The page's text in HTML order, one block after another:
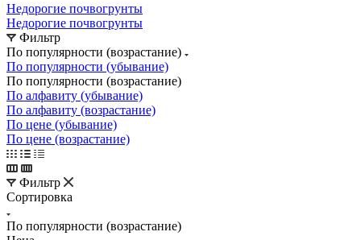
Недорогие почвогрунты
Недорогие почвогрунты
Фильтр
По популярности (возрастание)
По популярности (убывание)
По популярности (возрастание)
По алфавиту (убывание)
По алфавиту (возрастание)
По цене (убывание)
По цене (возрастание)
Фильтр
Сортировка
По популярности (возрастание)